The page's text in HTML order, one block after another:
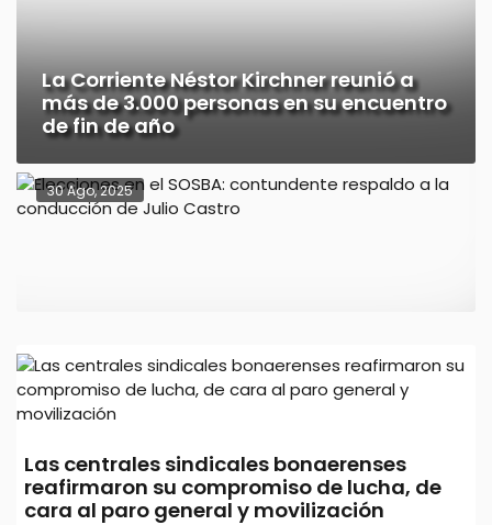
La Corriente Néstor Kirchner reunió a
más de 3.000 personas en su encuentro
de fin de año
30 Ago, 2025
Elecciones en el SOSBA: contundente
Castro
Las centrales sindicales bonaerenses
reafirmaron su compromiso de lucha, de
cara al paro general y movilización